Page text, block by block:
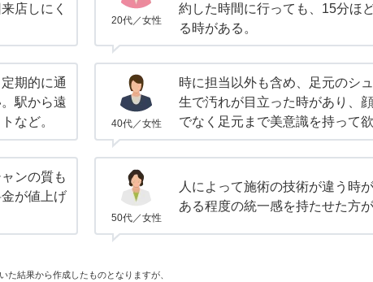
店しにく
20代／女性
約した時間に行っても、15分ほ
る時がある。
期的に通
駅から遠
など。
40代／女性
時に担当以外も含め、足元のシ
生で汚れが目立った時があり、
でなく足元まで美意識を持って欲
ンの質も
が値上げ
50代／女性
人によって施術の技術が違う時が
ある程度の統一感を持たせた方が
た結果から作成したものとなりますが、